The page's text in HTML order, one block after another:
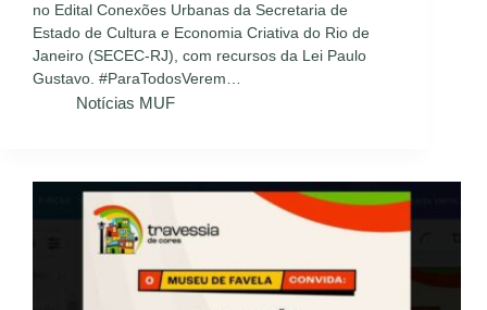
no Edital Conexões Urbanas da Secretaria de
Estado de Cultura e Economia Criativa do Rio de
Janeiro (SECEC-RJ), com recursos da Lei Paulo
Gustavo. #ParaTodosVerem…
Notícias MUF